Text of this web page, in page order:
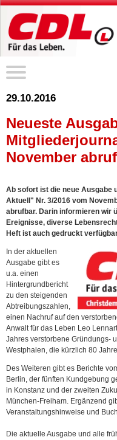
29.10.2016
Neueste
November
Ab sofort ist die neue Ausgabe
Aktuell" Nr. 3/2016 vom
abrufbar. Darin informieren wir
Ereignisse, diverse
Heft ist auch gedruckt
In der aktuellen
Ausgabe gibt es
u.a. einen
Hintergrundbericht
zu den steigenden
Abtreibungszahlen,
einen Nachruf auf den
Anwalt für das Leben Leo
Jahres verstorbene Gründungs-
Westphalen, die kürzlich 80
Des Weiteren gibt es Berichte
Berlin, der fünften Kundgebung
in Konstanz und der zweiten
München-Freiham. Ergänzend
Veranstaltungshinweise und
Die aktuelle Ausgabe und alle